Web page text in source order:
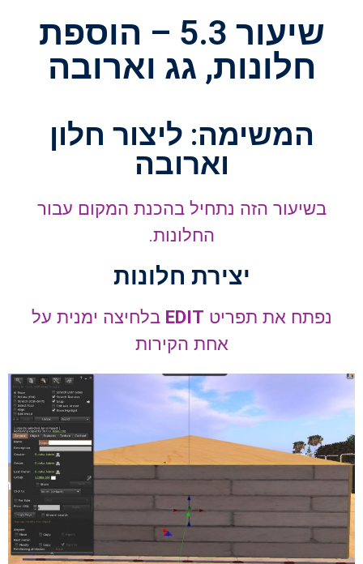
שיעור 5.3 – הוספת
חלונות, גג וארובה
המשימה: ליצור חלון
וארובה
בשיעור הזה נתחיל בהכנת המקום עבור
החלונות.
יצירת חלונות
נפתח את תפריט EDIT בלחיצה ימנית על
אחת הקירות